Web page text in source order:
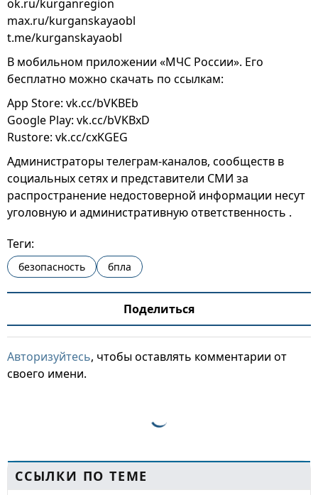
ok.ru/kurganregion
max.ru/kurganskayaobl
t.me/kurganskayaobl
В мобильном приложении «МЧС России». Его
бесплатно можно скачать по ссылкам:
App Store: vk.cc/bVKBEb
Google Play: vk.cc/bVKBxD
Rustore: vk.cc/cxKGEG
Администраторы телеграм-каналов, сообществ в
социальных сетях и представители СМИ за
распространение недостоверной информации несут
уголовную и административную ответственность .
Теги:
безопасность бпла
Поделиться
Авторизуйтесь, чтобы оставлять комментарии от
своего имени.
ССЫЛКИ ПО ТЕМЕ